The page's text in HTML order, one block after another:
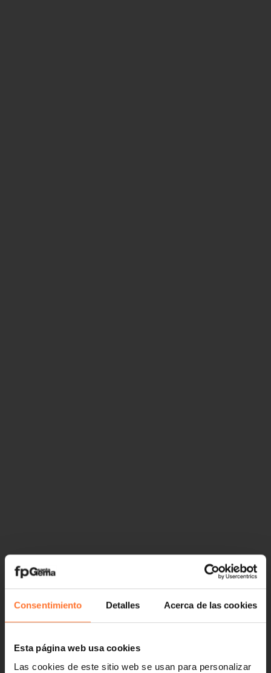
Consentimiento Detalles Acerca de las cookies
Esta página web usa cookies
Las cookies de este sitio web se usan para personalizar